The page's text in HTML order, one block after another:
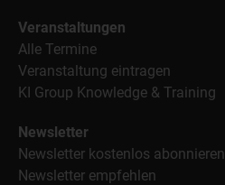
Veranstaltungen
Alle Termine
Veranstaltung eintragen
KI Group Knowledge & Training
Newsletter
Newsletter kostenlos abonnieren
Newsletter empfehlen